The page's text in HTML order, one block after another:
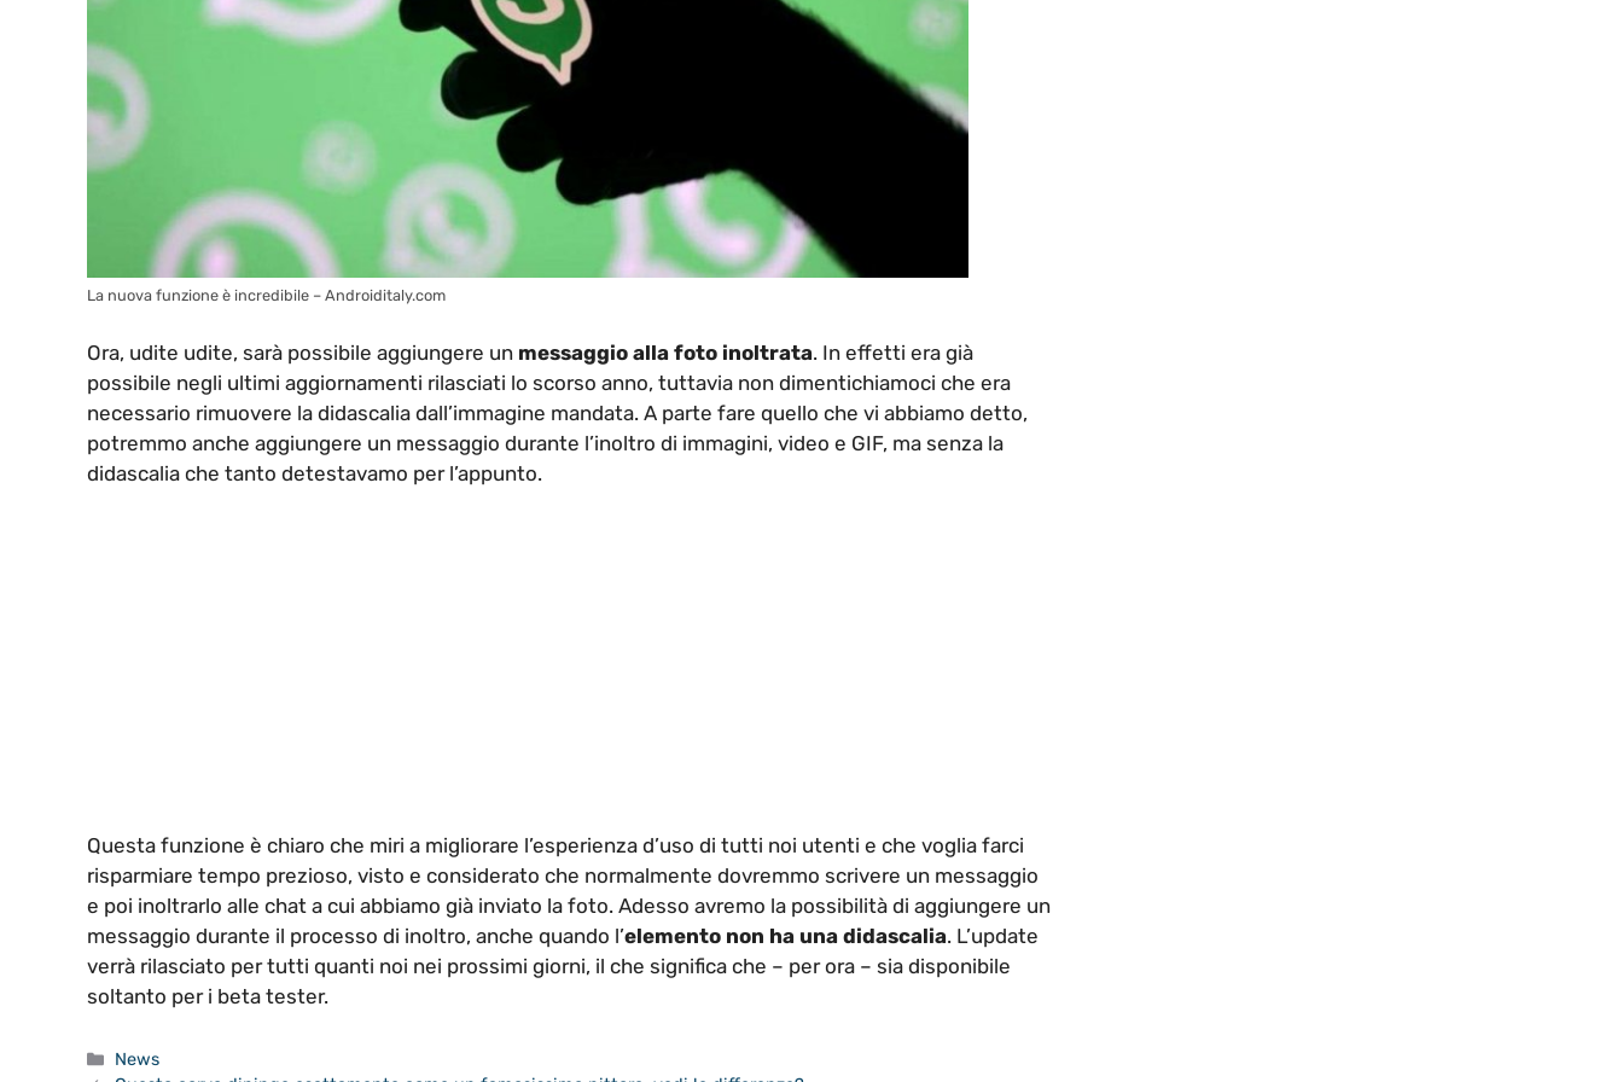
La nuova funzione è incredibile – Androiditaly.com
Ora, udite udite, sarà possibile aggiungere un messaggio alla foto inoltrata. In effetti era già
possibile negli ultimi aggiornamenti rilasciati lo scorso anno, tuttavia non dimentichiamoci che era
necessario rimuovere la didascalia dall’immagine mandata. A parte fare quello che vi abbiamo detto,
potremmo anche aggiungere un messaggio durante l’inoltro di immagini, video e GIF, ma senza la
didascalia che tanto detestavamo per l’appunto.
Questa funzione è chiaro che miri a migliorare l’esperienza d’uso di tutti noi utenti e che voglia farci
risparmiare tempo prezioso, visto e considerato che normalmente dovremmo scrivere un messaggio
e poi inoltrarlo alle chat a cui abbiamo già inviato la foto. Adesso avremo la possibilità di aggiungere un
messaggio durante il processo di inoltro, anche quando l’elemento non ha una didascalia. L’update
verrà rilasciato per tutti quanti noi nei prossimi giorni, il che significa che – per ora – sia disponibile
soltanto per i beta tester.
Categorie
News